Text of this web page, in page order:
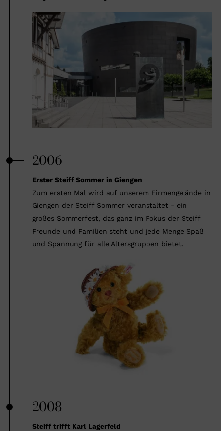
2006
Erster Steiff Sommer in Giengen
Zum ersten Mal wird auf unserem Firmengelände in
Giengen der Steiff Sommer veranstaltet - ein
großes Sommerfest, das ganz im Fokus der Steiff
Freunde und Familien steht und jede Menge Spaß
und Spannung für alle Altersgruppen bietet.
2008
Steiff trifft Karl Lagerfeld